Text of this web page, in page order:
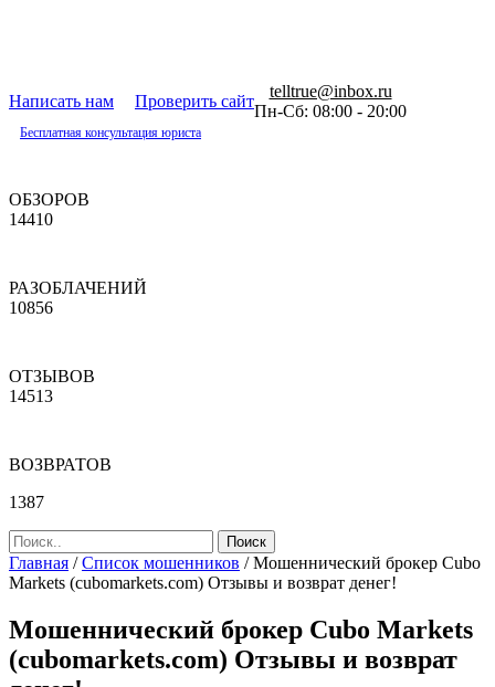
Написать нам Проверить сайт
telltrue@inbox.ru
Пн-Сб: 08:00 - 20:00
Бесплатная консультация юриста
ОБЗОРОВ
14410
РАЗОБЛАЧЕНИЙ
10856
ОТЗЫВОВ
14513
ВОЗВРАТОВ
1387
Главная /Список мошенников /Мошеннический брокер Cubo
Markets (cubomarkets.com) Отзывы и возврат денег!
Мошеннический брокер Cubo Markets
(cubomarkets.com) Отзывы и возврат